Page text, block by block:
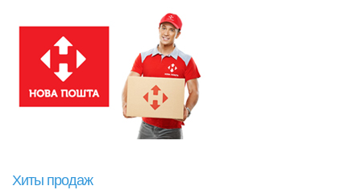
Хиты продаж